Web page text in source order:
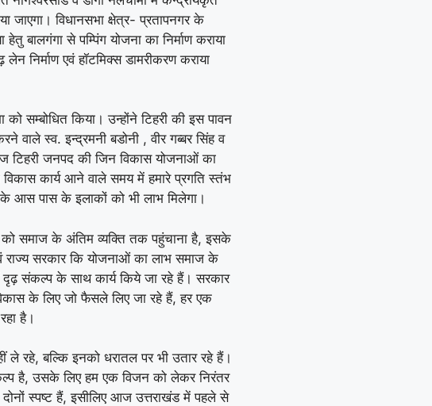
जाएगा। विधानसभा क्षेत्र- प्रतापनगर के
बालगंगा से पम्पिंग योजना का निर्माण कराया
निर्माण एवं हॉटमिक्स डामरीकरण कराया
सम्बोधित किया। उन्होंने टिहरी की इस पावन
वाले स्व. इन्द्रमनी बडोनी , वीर गब्बर सिंह व
जनपद की जिन विकास योजनाओं का
विकास कार्य आने वाले समय में हमारे प्रगति स्तंभ
आस पास के इलाकों को भी लाभ मिलेगा।
को समाज के अंतिम व्यक्ति तक पहुंचाना है, इसके
राज्य सरकार कि योजनाओं का लाभ समाज के
संकल्प के साथ कार्य किये जा रहे हैं। सरकार
के लिए जो फैसले लिए जा रहे हैं, हर एक
है।
रहे, बल्कि इनको धरातल पर भी उतार रहे हैं।
है, उसके लिए हम एक विजन को लेकर निरंतर
स्पष्ट हैं, इसीलिए आज उत्तराखंड में पहले से